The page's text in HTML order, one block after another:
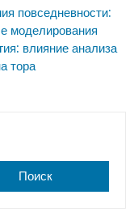
повседневности:
моделирования
влияние анализа
тора
Поиск